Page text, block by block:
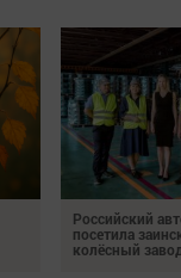
Российский
посетила
колёсный